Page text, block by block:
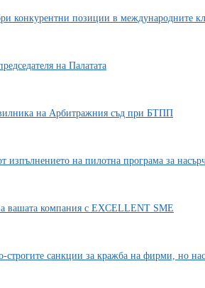
конкурентни позиции в международните
на Палатата
на Арбитражния съд при БТПП
изпълнението на пилотна програма за
вашата компания с EXCELLENT SME
санкции за кражба на фирми, но